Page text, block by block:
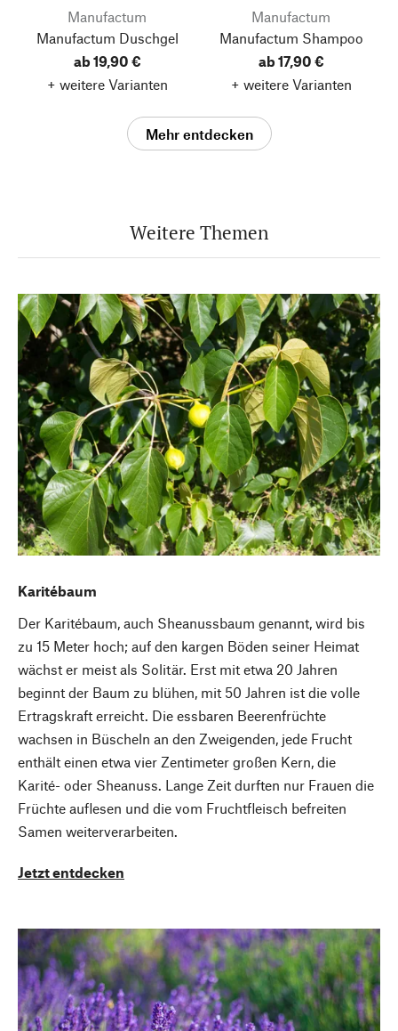
Manufactum
Manufactum Duschgel
ab 19,90 €
+ weitere Varianten
Manufactum
Manufactum Shampoo
ab 17,90 €
+ weitere Varianten
Mehr entdecken
Weitere Themen
Karitébaum
Der Karitébaum, auch Sheanussbaum genannt, wird bis
zu 15 Meter hoch; auf den kargen Böden seiner Heimat
wächst er meist als Solitär. Erst mit etwa 20 Jahren
beginnt der Baum zu blühen, mit 50 Jahren ist die volle
Ertragskraft erreicht. Die essbaren Beerenfrüchte
wachsen in Büscheln an den Zweigenden, jede Frucht
enthält einen etwa vier Zentimeter großen Kern, die
Karité- oder Sheanuss. Lange Zeit durften nur Frauen die
Früchte auflesen und die vom Fruchtfleisch befreiten
Samen weiterverarbeiten.
Jetzt entdecken